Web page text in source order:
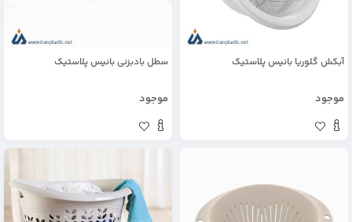
آبکش گلوریا بانیس پلاستیک
موجود
سطل بادبزنی بانیس پلاستیک
موجود